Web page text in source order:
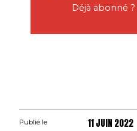
Déjà abonné ?
Publié le 11 JUIN 2022